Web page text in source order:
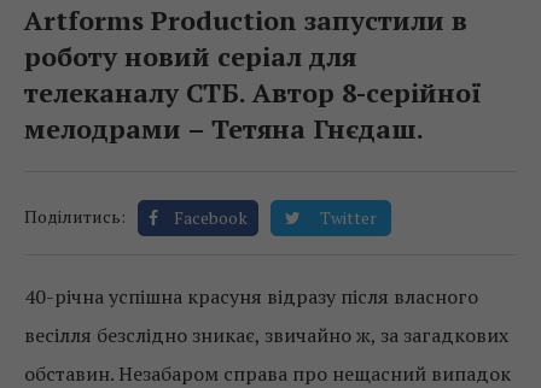
Artforms Production запустили в
роботу новий серіал для
телеканалу СТБ. Автор 8-серійної
мелодрами – Тетяна Гнєдаш.
Поділитись: Facebook Twitter
40-річна успішна красуня відразу після власного
весілля безслідно зникає, звичайно ж, за загадкових
обставин. Незабаром справа про нещасний випадок